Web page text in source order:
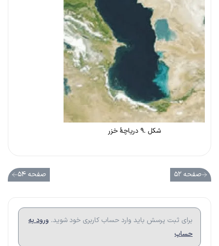
شکل .۹ دریاچۀ خزر
صفحه ۵۲ صفحه ۵۴
برای ثبت پرسش باید وارد حساب کاربری خود شوید. ورود به
حساب